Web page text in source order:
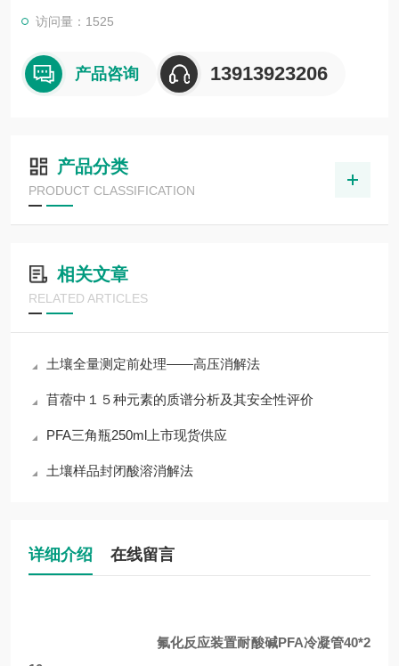
访问量：1525
产品咨询 13913923206
产品分类
PRODUCT CLASSIFICATION
相关文章
RELATED ARTICLES
土壤全量测定前处理——高压消解法
苜蓿中１５种元素的质谱分析及其安全性评价
PFA三角瓶250ml上市现货供应
土壤样品封闭酸溶消解法
详细介绍 在线留言
氟化反应装置耐酸碱PFA冷凝管40*2